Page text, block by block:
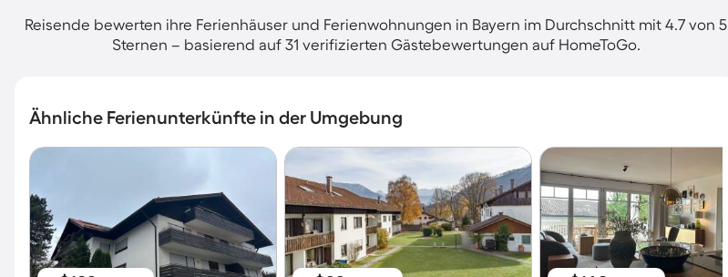
Reisende bewerten ihre Ferienhäuser und Ferienwohnungen in Bayern im Durchschnitt mit 4.7 von 5
Sternen – basierend auf 31 verifizierten Gästebewertungen auf HomeToGo.
Ähnliche Ferienunterkünfte in der Umgebung